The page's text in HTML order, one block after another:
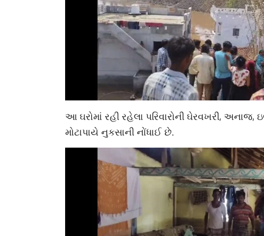
આ ઘરોમાં રહી રહેલા પરિવારોની ઘેરવખરી,
મોટાપાયે નુકસાની નોંધાઈ છે.